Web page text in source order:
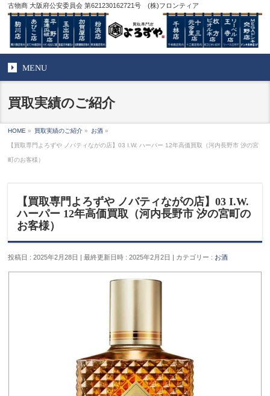
古物商 大阪府公安委員会 第621230162721号 (株)フロンティア
MENU
買取実績のご紹介
HOME » 買取実績のご紹介 » お酒 »
【買取専門よろずや ノバティながの店】03 I.W. ハーパー 12年高価買取（河内長野市 汐の宮
町のお客様）
【買取専門よろずや ノバティながの店】03 I.W.
ハーパー 12年高価買取（河内長野市 汐の宮町の
お客様）
投稿日 : 2025年2月28日 最終更新日時 : 2025年2月2日 カテゴリー : お酒